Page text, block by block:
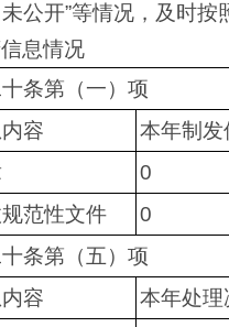
公开”等情况，及时按
息情况
条第（一）项
容
本年制发
0
范性文件
0
条第（五）项
容
本年处理